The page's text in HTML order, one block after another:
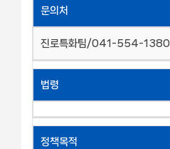
문의처
진로특화팀/041-554-1380
법령
정책목적